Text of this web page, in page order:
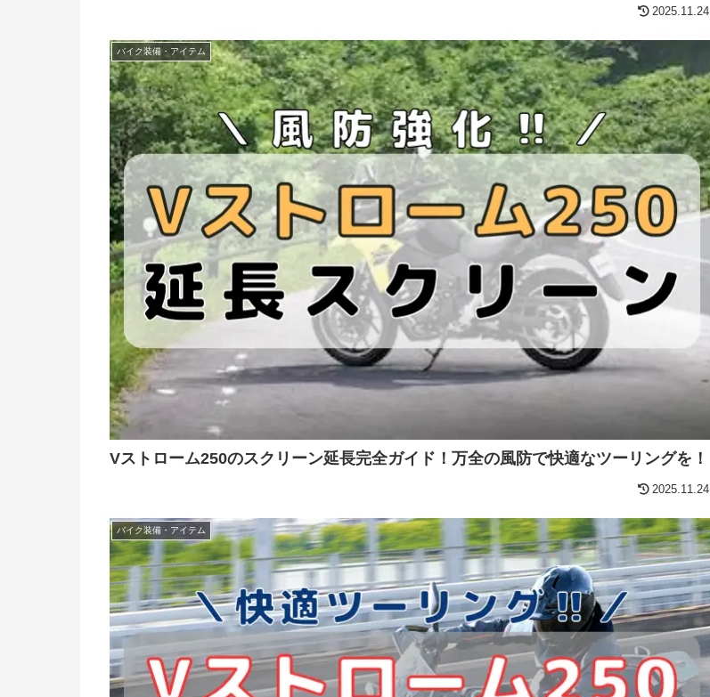
2025.11.24
バイク装備・アイテム
Vストローム250のスクリーン延長完全ガイド！万全の風防で快適なツーリングを！
2025.11.24
バイク装備・アイテム